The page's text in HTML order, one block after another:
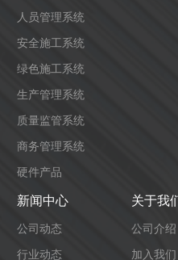
人员管理系统
安全施工系统
绿色施工系统
生产管理系统
质量监管系统
商务管理系统
硬件产品
新闻中心
公司动态
行业动态
关于我
公司介绍
加入我们